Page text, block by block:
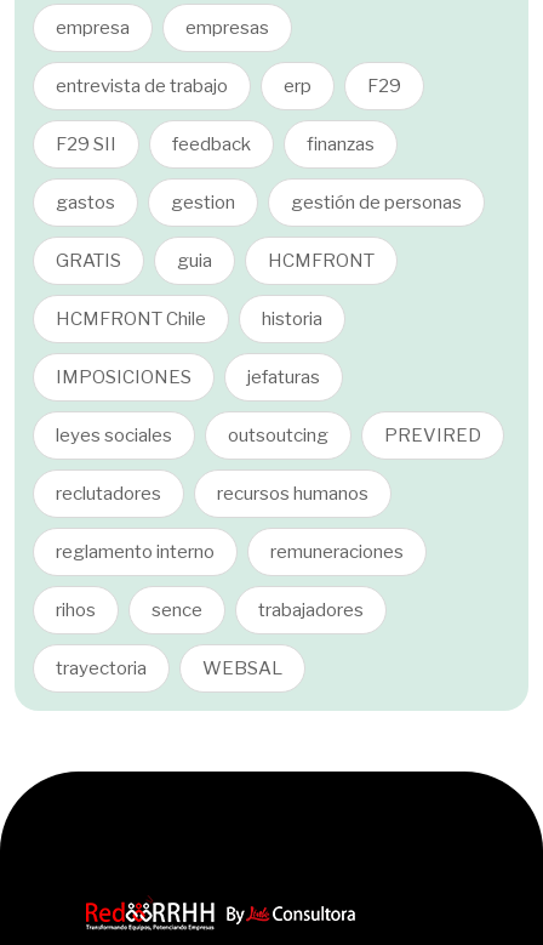
empresa empresas
entrevista de trabajo erp F29
F29 SII feedback finanzas
gastos gestion gestión de personas
GRATIS guia HCMFRONT
HCMFRONT Chile historia
IMPOSICIONES jefaturas
leyes sociales outsoutcing PREVIRED
reclutadores recursos humanos
reglamento interno remuneraciones
rihos sence trabajadores
trayectoria WEBSAL